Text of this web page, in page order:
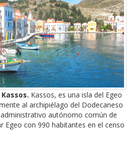
Kassos, es una isla del Egeo
al archipiélago del Dodecaneso
autónomo común de
Egeo con 990 habitantes en el censo